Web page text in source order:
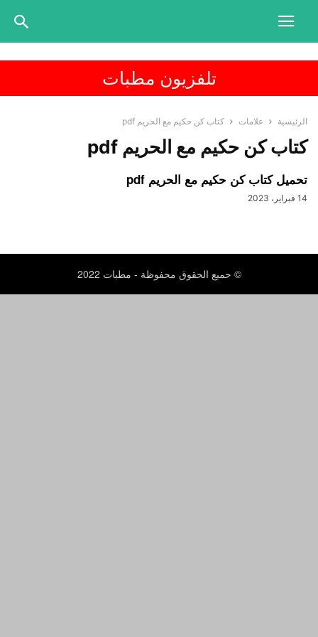
تلفزيون مطبات
الرئيسية علامات كتاب كن حكيم مع الحريم pdf
كتاب كن حكيم مع الحريم pdf
تحميل كتاب كن حكيم مع الحريم pdf
14 فبراير، 2023
© حميع الحقوق محفوظة - مطبات 2022